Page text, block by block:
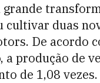
grande
cultivar duas
De acordo
a produção de
de 1,08 vezes.